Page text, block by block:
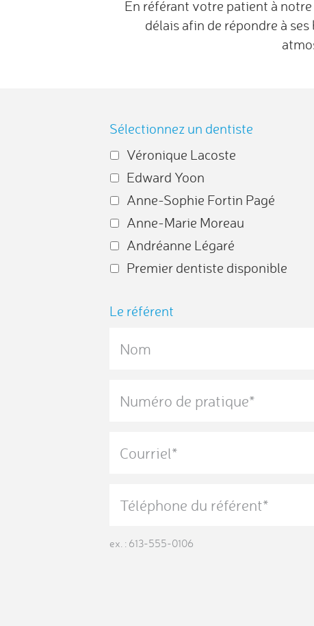
En référant votre patient à
délais afin de répondre à
Sélectionnez un dentiste
Véronique Lacoste
Edward Yoon
Anne-Sophie Fortin Pagé
Anne-Marie Moreau
Andréanne Légaré
Premier dentiste disponible
Le référent
ex. : 613-555-0106